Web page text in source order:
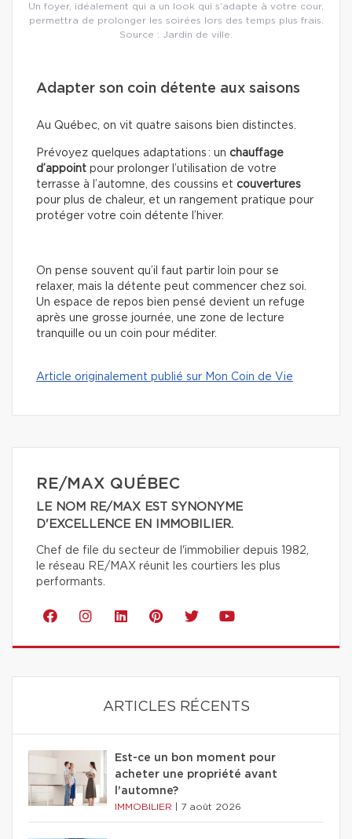
Un foyer, idéalement qui a un look qui s’adapte à votre cour,
permettra de prolonger les soirées lors des temps plus frais.
Source : Jardin de ville.
Adapter son coin détente aux saisons
Au Québec, on vit quatre saisons bien distinctes.
Prévoyez quelques adaptations : un chauffage
d’appoint pour prolonger l’utilisation de votre
terrasse à l’automne, des coussins et couvertures
pour plus de chaleur, et un rangement pratique pour
protéger votre coin détente l’hiver.
On pense souvent qu’il faut partir loin pour se
relaxer, mais la détente peut commencer chez soi.
Un espace de repos bien pensé devient un refuge
après une grosse journée, une zone de lecture
tranquille ou un coin pour méditer.
Article originalement publié sur Mon Coin de Vie
RE/MAX QUÉBEC
LE NOM RE/MAX EST SYNONYME
D'EXCELLENCE EN IMMOBILIER.
Chef de file du secteur de l'immobilier depuis 1982,
le réseau RE/MAX réunit les courtiers les plus
performants.
ARTICLES RÉCENTS
Est-ce un bon moment pour
acheter une propriété avant
l'automne?
IMMOBILIER 7 août 2026